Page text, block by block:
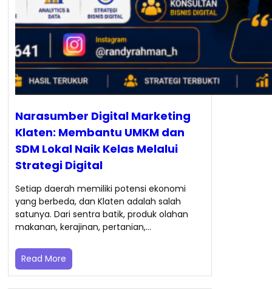
Narasumber Digital Marketing
Klaten: Membantu UMKM dan
SDM Lokal Naik Kelas Melalui
Strategi Digital
Setiap daerah memiliki potensi ekonomi
yang berbeda, dan Klaten adalah salah
satunya. Dari sentra batik, produk olahan
makanan, kerajinan, pertanian,…
Read More